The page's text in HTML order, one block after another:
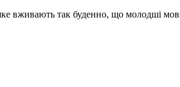
вживають так буденно, що молодші